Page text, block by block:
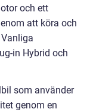
och ett
att köra och
in Hybrid och
som använder
genom en